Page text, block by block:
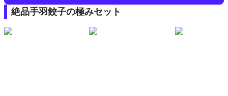
絶品手羽餃子の極みセット